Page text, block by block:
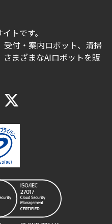
トです。
付・案内ロボット、清掃
まざまなAIロボットを販